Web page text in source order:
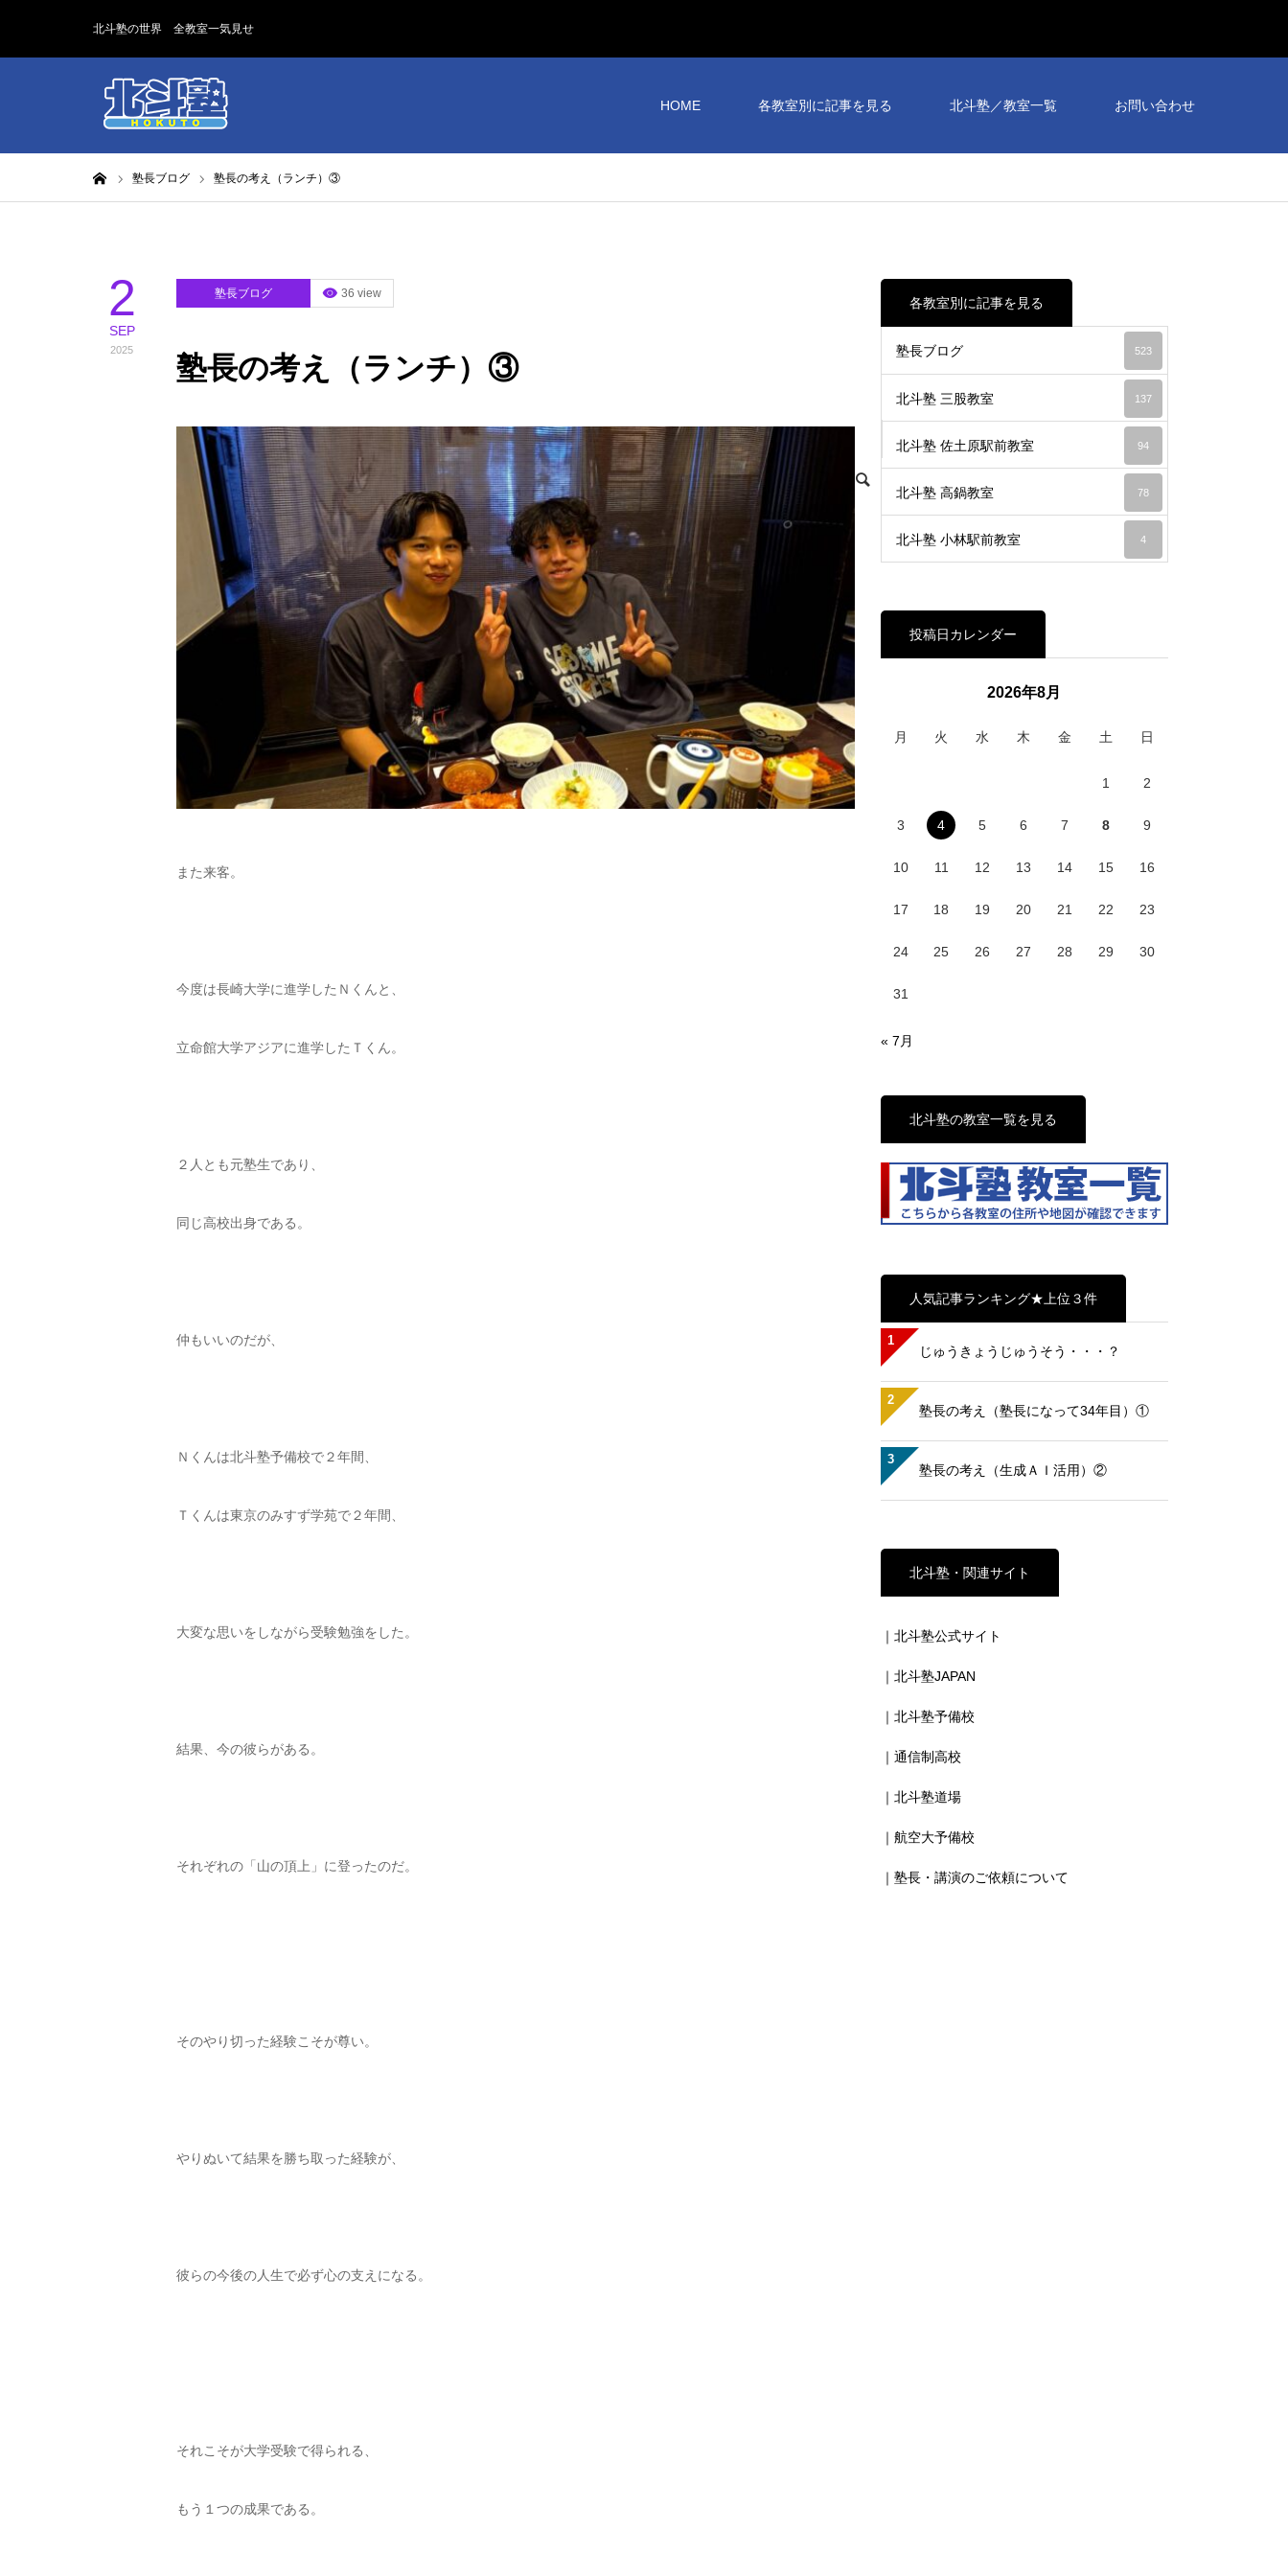
北斗塾の世界 全教室一気見せ
HOME 各教室別に記事を見る 北斗塾／教室一覧 お問い合わせ
塾長ブログ 塾長の考え（ランチ）③
2
SEP
2025
塾長ブログ 36 view
塾長の考え（ランチ）③
また来客。
今度は長崎大学に進学したＮくんと、
立命館大学アジアに進学したＴくん。
２人とも元塾生であり、
同じ高校出身である。
仲もいいのだが、
Ｎくんは北斗塾予備校で２年間、
Ｔくんは東京のみすず学苑で２年間、
大変な思いをしながら受験勉強をした。
結果、今の彼らがある。
それぞれの「山の頂上」に登ったのだ。
そのやり切った経験こそが尊い。
やりぬいて結果を勝ち取った経験が、
彼らの今後の人生で必ず心の支えになる。
それこそが大学受験で得られる、
もう１つの成果である。
各教室別に記事を見る
塾長ブログ 523
北斗塾 三股教室 137
北斗塾 佐土原駅前教室 94
北斗塾 高鍋教室 78
北斗塾 小林駅前教室 4
投稿日カレンダー
2026年8月
月 火 水 木 金 土 日
1 2
3 4 5 6 7 8 9
10 11 12 13 14 15 16
17 18 19 20 21 22 23
24 25 26 27 28 29 30
31
« 7月
北斗塾の教室一覧を見る
人気記事ランキング★上位３件
1
じゅうきょうじゅうそう・・・？
2
塾長の考え（塾長になって34年目）①
3
塾長の考え（生成ＡＩ活用）②
北斗塾・関連サイト
｜北斗塾公式サイト
｜北斗塾JAPAN
｜北斗塾予備校
｜通信制高校
｜北斗塾道場
｜航空大予備校
｜塾長・講演のご依頼について